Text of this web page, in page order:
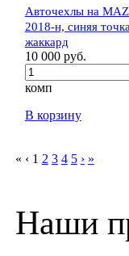
Авточехлы на
2018-н, синяя
жаккард
10 000 руб.
комп
В корзину
« ‹ 1 2 3 4 5 › »
Наши